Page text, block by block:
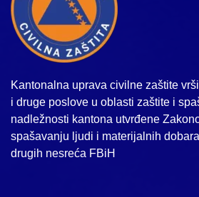
Kantonalna uprava civilne zaštite
i druge poslove u oblasti zaštite i
nadležnosti kantona utvrđene
spašavanju ljudi i materijalnih
drugih nesreća FBiH